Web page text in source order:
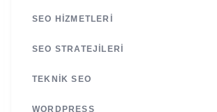
SEO HIZMETLERI
SEO STRATEJILERI
TEKNIK SEO
WORDPRESS